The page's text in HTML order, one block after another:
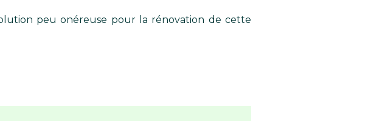
peu onéreuse pour la rénovation de cette